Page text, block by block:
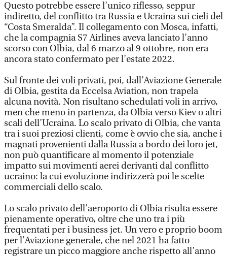
Questo potrebbe essere l’unico riflesso, seppur
indiretto, del conflitto tra Russia e Ucraina sui cieli del
“Costa Smeralda”. Il collegamento con Mosca, infatti,
che la compagnia S7 Airlines aveva lanciato l’anno
scorso con Olbia, dal 6 marzo al 9 ottobre, non era
ancora stato confermato per l’estate 2022.
Sul fronte dei voli privati, poi, dall’Aviazione Generale
di Olbia, gestita da Eccelsa Aviation, non trapela
alcuna novità. Non risultano schedulati voli in arrivo,
men che meno in partenza, da Olbia verso Kiev o altri
scali dell’Ucraina. Lo scalo privato di Olbia, che vanta
tra i suoi preziosi clienti, come è ovvio che sia, anche i
magnati provenienti dalla Russia a bordo dei loro jet,
non può quantificare al momento il potenziale
impatto sui movimenti aerei derivanti dal conflitto
ucraino: la cui evoluzione indirizzerà poi le scelte
commerciali dello scalo.
Lo scalo privato dell’aeroporto di Olbia risulta essere
pienamente operativo, oltre che uno tra i più
frequentati per i business jet. Un vero e proprio boom
per l’Aviazione generale, che nel 2021 ha fatto
registrare un picco maggiore anche rispetto all’anno